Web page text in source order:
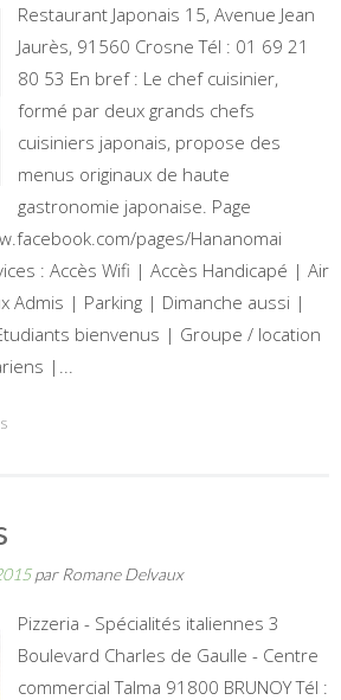
Restaurant Japonais 15, Avenue Jean
Jaurès, 91560 Crosne‎ Tél : 01 69 21
80 53‎ En bref : Le chef cuisinier,
formé par deux grands chefs
cuisiniers japonais, propose des
menus originaux de haute
gastronomie japonaise. Page
pages/Hananomai
: Accès Wifi | Accès Handicapé | Air
Admis | Parking | Dimanche aussi |
bienvenus | Groupe / location
|...
par Romane Delvaux
Pizzeria - Spécialités italiennes 3
Boulevard Charles de Gaulle - Centre
commercial Talma 91800 BRUNOY Tél :